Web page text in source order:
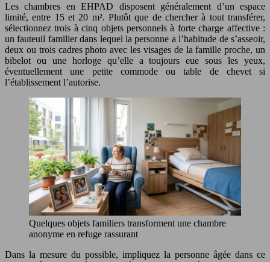
Les chambres en EHPAD disposent généralement d’un espace
limité, entre 15 et 20 m². Plutôt que de chercher à tout transférer,
sélectionnez trois à cinq objets personnels à forte charge affective :
un fauteuil familier dans lequel la personne a l’habitude de s’asseoir,
deux ou trois cadres photo avec les visages de la famille proche, un
bibelot ou une horloge qu’elle a toujours eue sous les yeux,
éventuellement une petite commode ou table de chevet si
l’établissement l’autorise.
Quelques objets familiers transforment une chambre
anonyme en refuge rassurant
Dans la mesure du possible, impliquez la personne âgée dans ce